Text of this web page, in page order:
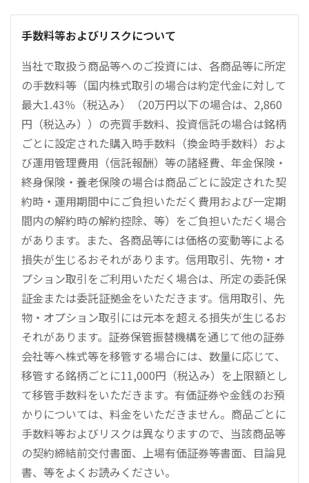
手数料等およびリスクについて
当社で取扱う商品等へのご投資には、各商品等に所定
の手数料等（国内株式取引の場合は約定代金に対して
最大1.43％（税込み）（20万円以下の場合は、2,860
円（税込み））の売買手数料、投資信託の場合は銘柄
ごとに設定された購入時手数料（換金時手数料）およ
び運用管理費用（信託報酬）等の諸経費、年金保険・
終身保険・養老保険の場合は商品ごとに設定された契
約時・運用期間中にご負担いただく費用および一定期
間内の解約時の解約控除、等）をご負担いただく場合
があります。また、各商品等には価格の変動等による
損失が生じるおそれがあります。信用取引、先物・オ
プション取引をご利用いただく場合は、所定の委託保
証金または委託証拠金をいただきます。信用取引、先
物・オプション取引には元本を超える損失が生じるお
それがあります。証券保管振替機構を通じて他の証券
会社等へ株式等を移管する場合には、数量に応じて、
移管する銘柄ごとに11,000円（税込み）を上限額とし
て移管手数料をいただきます。有価証券や金銭のお預
かりについては、料金をいただきません。商品ごとに
手数料等およびリスクは異なりますので、当該商品等
の契約締結前交付書面、上場有価証券等書面、目論見
書、等をよくお読みください。